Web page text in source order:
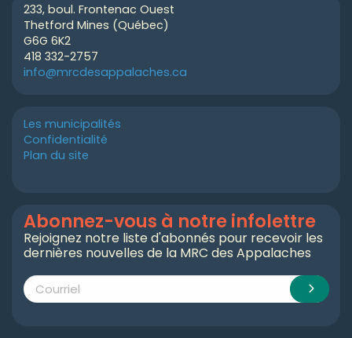
233, boul. Frontenac Ouest
Thetford Mines (Québec)
G6G 6K2
418 332-2757
info@mrcdesappalaches.ca
Les municipalités
Confidentialité
Plan du site
Abonnez-vous à notre infolettre
Rejoignez notre liste d'abonnés pour recevoir les
dernières nouvelles de la MRC des Appalaches